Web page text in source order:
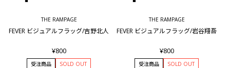
THE RAMPAGE
FEVER ビジュアルフラッグ/吉野北人
¥800
受注商品 SOLD OUT
THE RAMPAGE
FEVER ビジュアルフラッグ/岩谷翔吾
¥800
受注商品 SOLD OUT